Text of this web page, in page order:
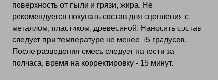
поверхность от пыли и грязи, жира. Не
рекомендуется покупать состав для сцепления с
металлом, пластиком, древесиной. Наносить состав
следует при температуре не менее +5 градусов.
После разведения смесь следует нанести за
полчаса, время на корректировку - 15 минут.